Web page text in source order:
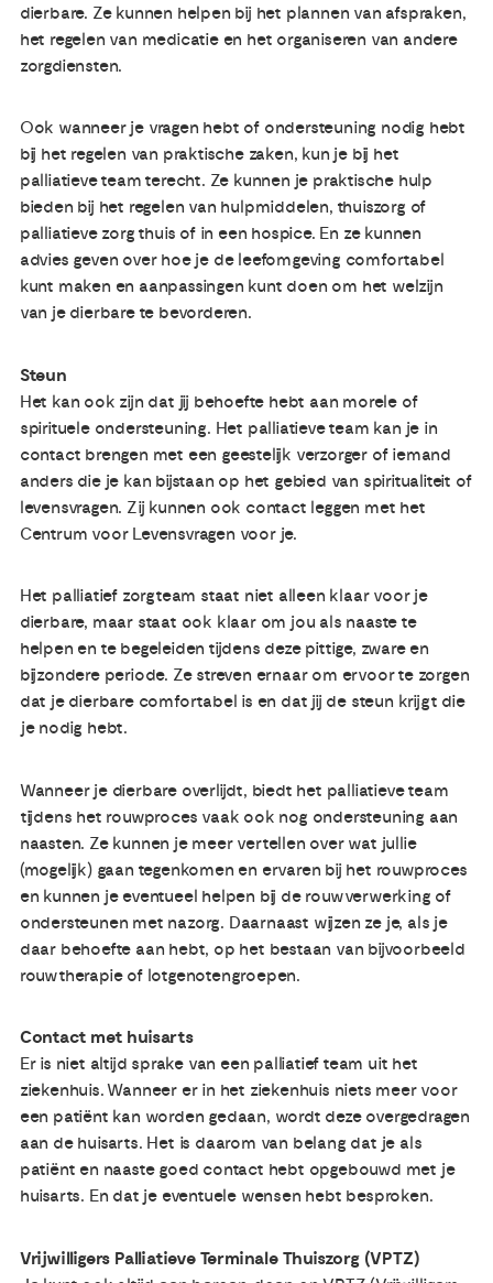
dierbare. Ze kunnen helpen bij het plannen van afspraken,
het regelen van medicatie en het organiseren van andere
zorgdiensten.
Ook wanneer je vragen hebt of ondersteuning nodig hebt
bij het regelen van praktische zaken, kun je bij het
palliatieve team terecht. Ze kunnen je praktische hulp
bieden bij het regelen van hulpmiddelen, thuiszorg of
palliatieve zorg thuis of in een hospice. En ze kunnen
advies geven over hoe je de leefomgeving comfortabel
kunt maken en aanpassingen kunt doen om het welzijn
van je dierbare te bevorderen.
Steun
Het kan ook zijn dat jij behoefte hebt aan morele of
spirituele ondersteuning. Het palliatieve team kan je in
contact brengen met een geestelijk verzorger of iemand
anders die je kan bijstaan op het gebied van spiritualiteit of
levensvragen. Zij kunnen ook contact leggen met het
Centrum voor Levensvragen voor je.
Het palliatief zorgteam staat niet alleen klaar voor je
dierbare, maar staat ook klaar om jou als naaste te
helpen en te begeleiden tijdens deze pittige, zware en
bijzondere periode. Ze streven ernaar om ervoor te zorgen
dat je dierbare comfortabel is en dat jij de steun krijgt die
je nodig hebt.
Wanneer je dierbare overlijdt, biedt het palliatieve team
tijdens het rouwproces vaak ook nog ondersteuning aan
naasten. Ze kunnen je meer vertellen over wat jullie
(mogelijk) gaan tegenkomen en ervaren bij het rouwproces
en kunnen je eventueel helpen bij de rouwverwerking of
ondersteunen met nazorg. Daarnaast wijzen ze je, als je
daar behoefte aan hebt, op het bestaan van bijvoorbeeld
rouwtherapie of lotgenotengroepen.
Contact met huisarts
Er is niet altijd sprake van een palliatief team uit het
ziekenhuis. Wanneer er in het ziekenhuis niets meer voor
een patiënt kan worden gedaan, wordt deze overgedragen
aan de huisarts. Het is daarom van belang dat je als
patiënt en naaste goed contact hebt opgebouwd met je
huisarts. En dat je eventuele wensen hebt besproken.
Vrijwilligers Palliatieve Terminale Thuiszorg (VPTZ)